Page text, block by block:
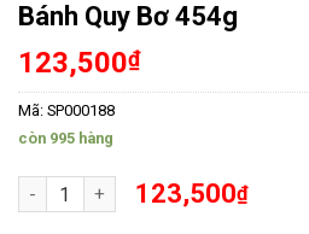
Bánh Quy Bơ 454g
123,500₫
Mã: SP000188
còn 995 hàng
Bánh Quy Bơ 454g số lượng
123,500₫